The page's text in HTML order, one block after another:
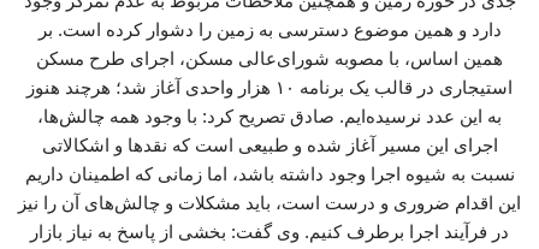
دارد و همین موضوع دسترسی به زمین را دشوار کرده است. بر
همین اساس، با مصوبه شورای‌عالی مسکن، اجرای طرح مسکن
استیجاری در قالب یک برنامه ۱۰ هزار واحدی آغاز شد؛ هرچند هنوز
به این عدد نرسیده‌ایم. صادق تصریح کرد: با وجود همه چالش‌ها،
اجرای این مسیر آغاز شده و طبیعی است که نقدها و اشکالاتی
نسبت به شیوه اجرا وجود داشته باشد، اما زمانی که اطمینان داریم
این اقدام ضروری و درست است، باید مشکلات و چالش‌های آن را نیز
در فرآیند اجرا برطرف کنیم. وی گفت: بخشی از پاسخ به نیاز بازار